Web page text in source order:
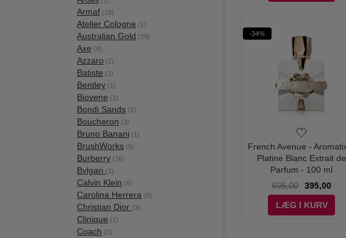
Armaf (18)
Atelier Cologne (1)
Australian Gold (29)
Axe (4)
Azzaro (2)
Batiste (1)
Bentley (1)
Biovene (1)
Bondi Sands (2)
Boucheron (3)
Bruno Banani (1)
BrushWorks (5)
Burberry (16)
Bvlgari (1)
Calvin Klein (6)
Carolina Herrera (6)
Christian Dior (3)
Clinique (1)
Coach (3)
-34%
French Avenue -
Platine Blanc Extrait de
Parfum - 100 ml
595,00
395,00
LÆG I KURV